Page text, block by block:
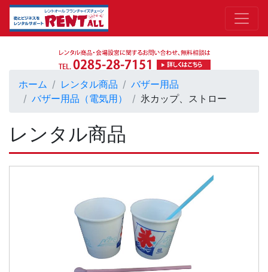
ホーム レンタル商品
バザー用品
バザー用品（電気用）
氷カップ、ストロー
レンタル商品